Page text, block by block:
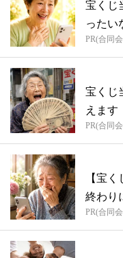
宝くじ
ったい
PR(合同
宝くじ
えます
PR(合同
【宝
終わり
PR(合同